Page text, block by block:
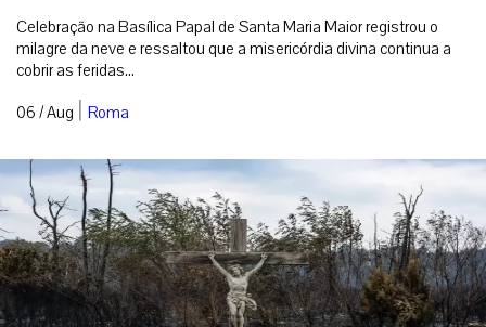
Celebração na Basílica Papal de Santa Maria Maior registrou o
milagre da neve e ressaltou que a misericórdia divina continua a
cobrir as feridas...
06 / Aug | Roma